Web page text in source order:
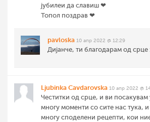
јубилеи да славиш ❤
Топол поздрав ❤
pavloska 10 апр 2022 @ 12:29
Дијанче, ти благодарам од срце
Ljubinka Cavdarovska 10 апр 2022 @
Честитки од срце, и ви посакувам
многу моменти со сите нас тука,
многу споделени рецепти, кои